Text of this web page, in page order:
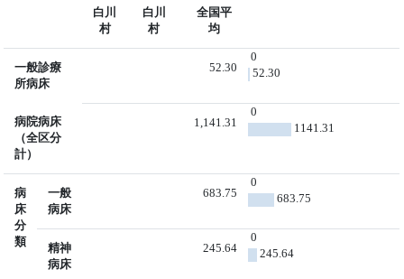
白川
村
白川
村
全国平
均
一般診療
所病床
52.30
0
52.30
病院病床
（全区分
計）
1,141.31
0
1141.31
病
床
分
類
一般
病床
683.75
0
683.75
精神
病床
245.64
0
245.64